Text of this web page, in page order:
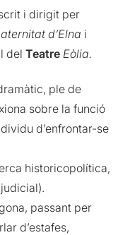
i dirigit per
d’Elna i
delTeatre Eòlia.
ple de
sobre la funció
d’enfrontar-se
historicopolítica,
passant per
d’estafes,